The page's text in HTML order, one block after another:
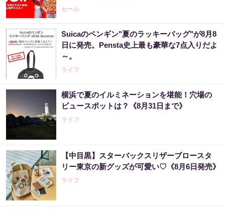
セール
Suicaのペンギン"夏のラッキーバッグ"が8月8
日に発売。Pensta史上最も豪華な7点入りだよ
～。
ライフ
横浜で夏のイルミネーションを堪能！穴場の
ビュースポットは？《8月31日まで》
ライフ
【中目黒】スターバックスリザーブロースタ
リー東京の新グッズが可愛い♡《8月6日発売》
ライフ